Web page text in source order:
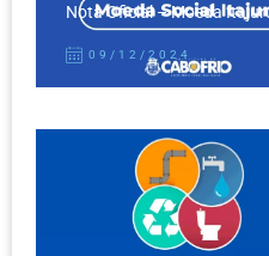
Nota Oficial – Moeda
09/12/2024